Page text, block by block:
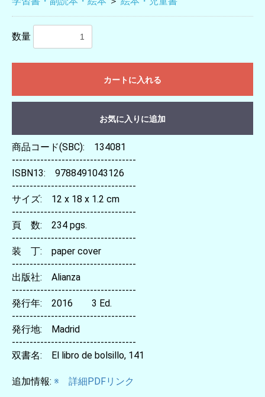
数量
カートに入れる
お気に入りに追加
商品コード(SBC): 134081
-----------------------------------
ISBN13: 9788491043126
-----------------------------------
サイズ: 12 x 18 x 1.2 cm
-----------------------------------
頁 数: 234 pgs.
-----------------------------------
装 丁: paper cover
-----------------------------------
出版社: Alianza
-----------------------------------
発行年: 2016 3 Ed.
-----------------------------------
発行地: Madrid
-----------------------------------
双書名: El libro de bolsillo, 141
追加情報: ※ 詳細PDFリンク